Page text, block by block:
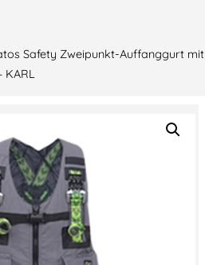
Safety Zweipunkt-Auffanggurt mit
KARL